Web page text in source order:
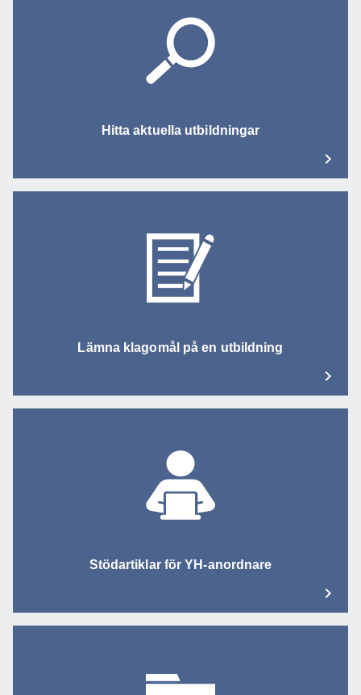
Hitta aktuella utbildningar
Lämna klagomål på en utbildning
Stödartiklar för YH-anordnare